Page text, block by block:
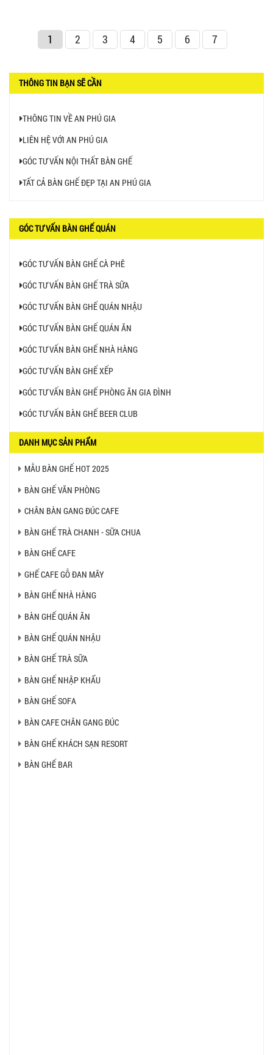
1 2 3 4 5 6 7
THÔNG TIN BẠN SẼ CẦN
THÔNG TIN VỀ AN PHÚ GIA
LIÊN HỆ VỚI AN PHÚ GIA
GÓC TƯ VẤN NỘI THẤT BÀN GHẾ
TẤT CẢ BÀN GHẾ ĐẸP TẠI AN PHÚ GIA
GÓC TƯ VẤN BÀN GHẾ QUÁN
GÓC TƯ VẤN BÀN GHẾ CÀ PHÊ
GÓC TƯ VẤN BÀN GHẾ TRÀ SỮA
GÓC TƯ VẤN BÀN GHẾ QUÁN NHẬU
GÓC TƯ VẤN BÀN GHẾ QUÁN ĂN
GÓC TƯ VẤN BÀN GHẾ NHÀ HÀNG
GÓC TƯ VẤN BÀN GHẾ XẾP
GÓC TƯ VẤN BÀN GHẾ PHÒNG ĂN GIA ĐÌNH
GÓC TƯ VẤN BÀN GHẾ BEER CLUB
DANH MỤC SẢN PHẨM
MẪU BÀN GHẾ HOT 2025
BÀN GHẾ VĂN PHÒNG
CHÂN BÀN GANG ĐÚC CAFE
BÀN GHẾ TRÀ CHANH - SỮA CHUA
BÀN GHẾ CAFE
GHẾ CAFE GỖ ĐAN MÂY
BÀN GHẾ NHÀ HÀNG
BÀN GHẾ QUÁN ĂN
BÀN GHẾ QUÁN NHẬU
BÀN GHẾ TRÀ SỮA
BÀN GHẾ NHẬP KHẨU
BÀN GHẾ SOFA
BÀN CAFE CHÂN GANG ĐÚC
BÀN GHẾ KHÁCH SẠN RESORT
BÀN GHẾ BAR